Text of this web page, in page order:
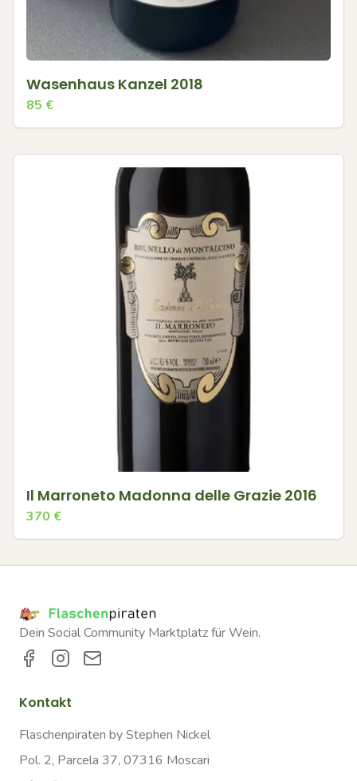
Wasenhaus Kanzel 2018
85 €
Il Marroneto Madonna delle Grazie 2016
370 €
Dein Social Community Marktplatz für Wein.
Kontakt
Flaschenpiraten by Stephen Nickel
Pol. 2, Parcela 37, 07316 Moscari